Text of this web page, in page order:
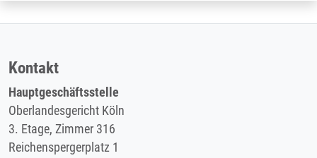
Kontakt
Hauptgeschäftsstelle
Oberlandesgericht Köln
3. Etage, Zimmer 316
Reichenspergerplatz 1